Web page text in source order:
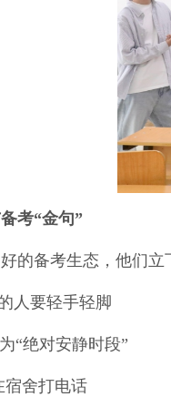
考“金句”
的备考生态，他们立
人要轻手轻脚
“绝对安静时段”
宿舍打电话